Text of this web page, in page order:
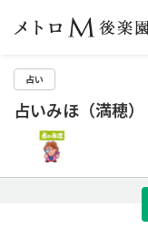
占い
占いみほ（満穂）